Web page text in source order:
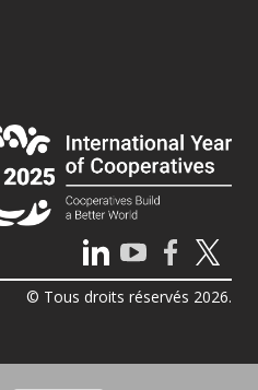
© Tous droits réservés 2026.